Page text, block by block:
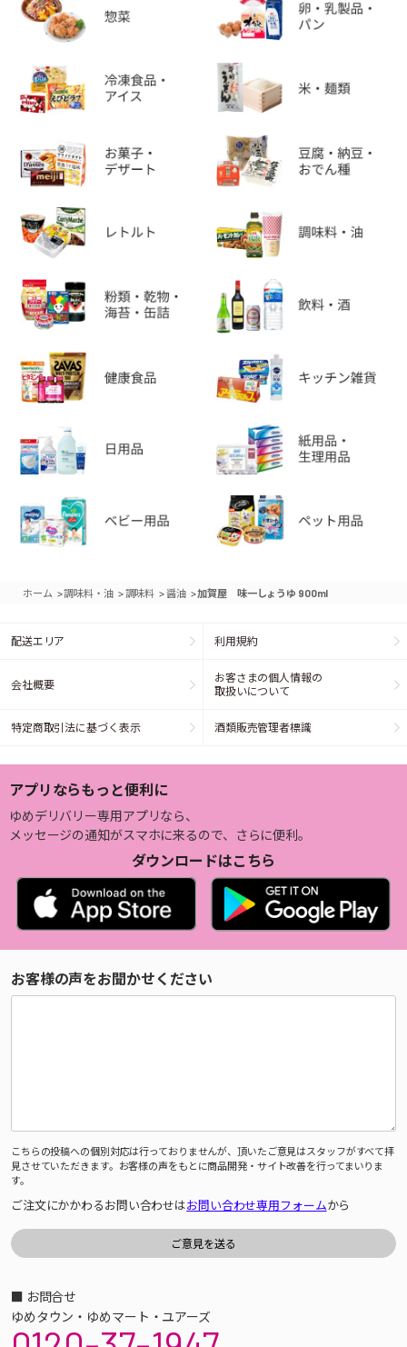
ホーム >調味料・油 >調味料 >醤油 >加賀屋 味一しょうゆ 900ml
配送エリア 利用規約
会社概要
お客さまの個人情報の
取扱いについて
特定商取引法に基づく表示 酒類販売管理者標識
アプリならもっと便利に
ゆめデリバリー専用アプリなら、
メッセージの通知がスマホに来るので、さらに便利。
ダウンロードはこちら
お客様の声をお聞かせください
こちらの投稿への個別対応は行っておりませんが、頂いたご意見はスタッフがすべて拝
見させていただきます。お客様の声をもとに商品開発・サイト改善を行ってまいりま
す。
ご注文にかかわるお問い合わせはお問い合わせ専用フォームから
■ お問合せ
ゆめタウン・ゆめマート・ユアーズ